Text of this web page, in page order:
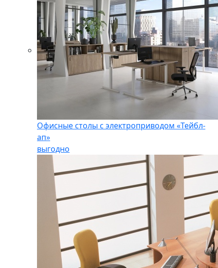
Офисные столы с электроприводом «Тейбл-
ап»
выгодно